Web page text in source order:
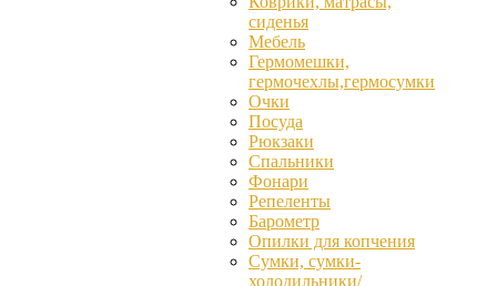
сиденья
Мебель
Гермомешки,
гермочехлы,гермосумки
Очки
Посуда
Рюкзаки
Спальники
Фонари
Репеленты
Барометр
Опилки для копчения
Сумки, сумки-
холодильники/